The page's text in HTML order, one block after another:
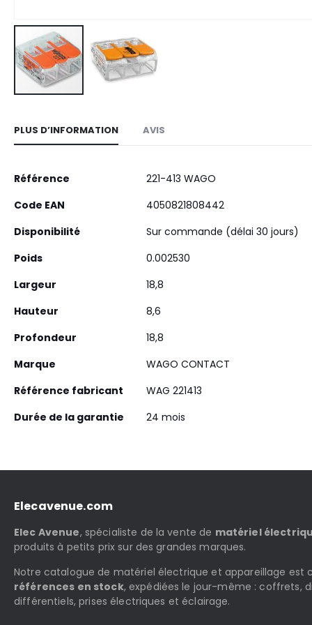
the
the
images
PLUS D’INFORMATION
Plus
Référence
221-413 WAGO
Code EAN
4050821808442
Disponibilité
Sur commande (délai 30 jours)
Poids
0.002530
Largeur
18,8
Hauteur
8,6
Profondeur
18,8
Marque
WAGO CONTACT
Référence fabricant
WAG 221413
Durée de la garantie
24 mois
AVIS
Elecavenue.com
Elec Avenue, spécialiste de la vente de matériel
produits à petits prix sur des grandes marques.
Notre catalogue de matériel électrique et appareillage est
références en stock, expédiées le jour-même : coffrets,
différentiels, prises électriques et éclairage.